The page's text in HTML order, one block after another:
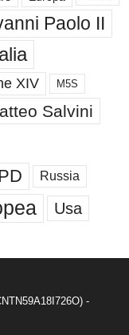
Paolo II
XIV M5S
Salvini
Russia
Usa
-